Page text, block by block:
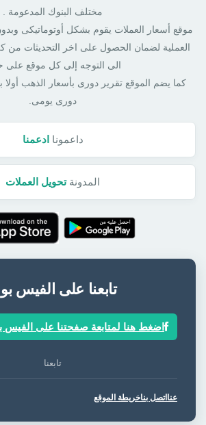
مختلف البنوك المدعومة .
موقع أسعار العملات يقوم بشكل أوتوماتيكى
العملية لضمان الحصول على اخر التحديثات من
الى التوجه إلى كل موقع على
كما يضم الموقع تقرير دورى بأسعار الذهب
دورى يومى.
داعمونا ادعمنا
المدونةتحويل العملات
تابعنا على الفيس
اضغط هنا لمتابعة صفحتنا على الفيس
تابعنا
عنا اتصل بناخريطة الموقع